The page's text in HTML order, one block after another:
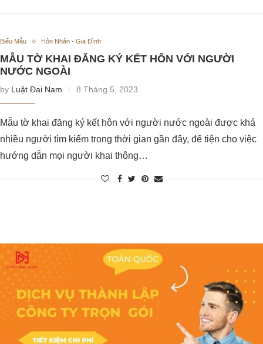
Biểu Mẫu Hôn Nhân - Gia Đình
MẪU TỜ KHAI ĐĂNG KÝ KẾT HÔN VỚI NGƯỜI
NƯỚC NGOÀI
by Luật Đại Nam 8 Tháng 5, 2023
Mẫu tờ khai đăng ký kết hôn với người nước ngoài được khá
nhiều người tìm kiếm trong thời gian gần đây, để tiện cho việc
hướng dẫn mọi người khai thông…